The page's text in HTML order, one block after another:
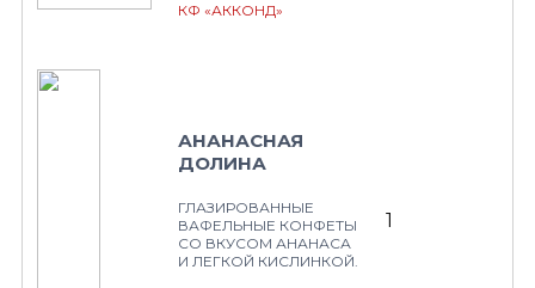
КФ «АККОНД»
АНАНАСНАЯ
ДОЛИНА
ГЛАЗИРОВАННЫЕ
ВАФЕЛЬНЫЕ КОНФЕТЫ
СО ВКУСОМ АНАНАСА
И ЛЕГКОЙ КИСЛИНКОЙ.
1